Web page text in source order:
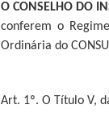
O CONSELHO DO
conferem o
Ordinária do
Art. 1º. O Título V,